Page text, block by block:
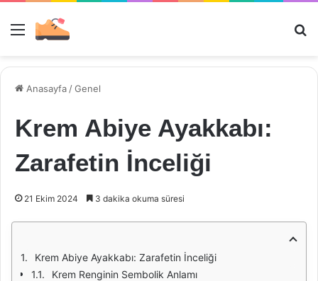
Menü
Anasayfa /Genel
Krem Abiye Ayakkabı:
Zarafetin İnceliği
21 Ekim 2024 3 dakika okuma süresi
Krem Abiye Ayakkabı: Zarafetin İnceliği
Krem Renginin Sembolik Anlamı